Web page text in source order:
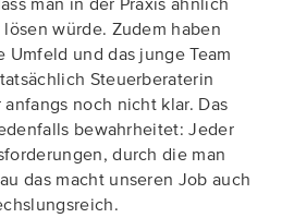
würde. Zudem haben
und das junge Team
Steuerberaterin
noch nicht klar. Das
bewahrheitet: Jeder
durch die man
das macht unseren Job auch